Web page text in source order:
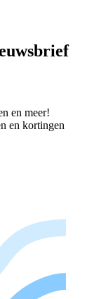
en meer!
en kortingen